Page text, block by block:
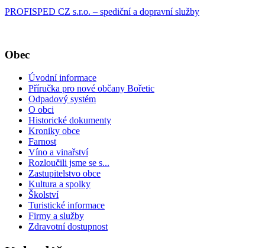
PROFISPED CZ s.r.o. – spediční a dopravní služby
Obec
Úvodní informace
Příručka pro nové občany Bořetic
Odpadový systém
O obci
Historické dokumenty
Kroniky obce
Farnost
Víno a vinařství
Rozloučili jsme se s...
Zastupitelstvo obce
Kultura a spolky
Školství
Turistické informace
Firmy a služby
Zdravotní dostupnost